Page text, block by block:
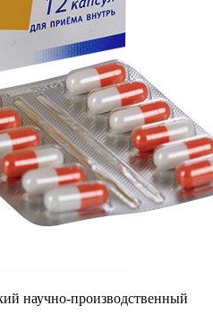
научно-производственный